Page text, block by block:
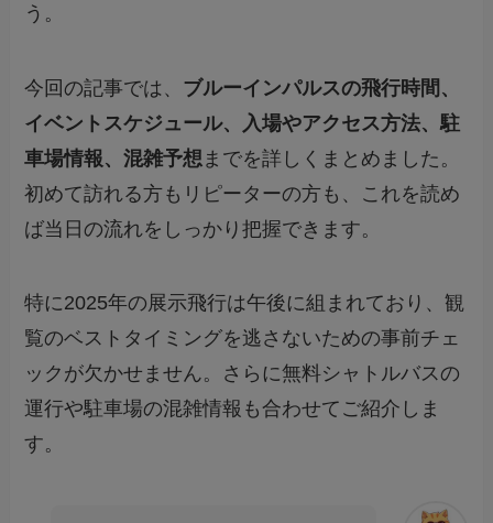
う。
今回の記事では、 ブルーインパルスの飛行時間、
イベントスケジュール、入場やアクセス方法、駐
車場情報、混雑予想 までを詳しくまとめました。
初めて訪れる方もリピーターの方も、これを読め
ば当日の流れをしっかり把握できます。
特に2025年の展示飛行は午後に組まれており、観
覧のベストタイミングを逃さないための事前チェ
ックが欠かせません。さらに無料シャトルバスの
運行や駐車場の混雑情報も合わせてご紹介しま
す。